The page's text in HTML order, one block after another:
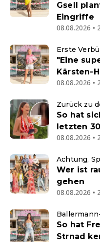
Gsell
Eingriffe
08.08.2026 •
Erste
"Eine
Kärsten-
08.08.2026 •
Zurück zu
So hat
letzten
08.08.2026 •
Achtung,
Wer ist
gehen
08.08.2026 •
So hat
Strnad